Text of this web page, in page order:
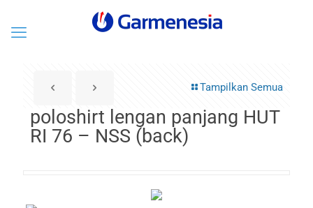
Tampilkan Semua
poloshirt lengan panjang HUT
RI 76 – NSS (back)